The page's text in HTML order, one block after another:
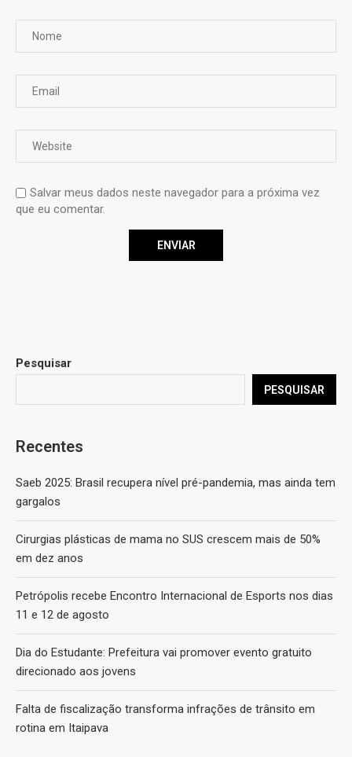
Salvar meus dados neste navegador para a próxima vez
que eu comentar.
Pesquisar
PESQUISAR
Recentes
Saeb 2025: Brasil recupera nível pré-pandemia, mas ainda tem
gargalos
Cirurgias plásticas de mama no SUS crescem mais de 50%
em dez anos
Petrópolis recebe Encontro Internacional de Esports nos dias
11 e 12 de agosto
Dia do Estudante: Prefeitura vai promover evento gratuito
direcionado aos jovens
Falta de fiscalização transforma infrações de trânsito em
rotina em Itaipava